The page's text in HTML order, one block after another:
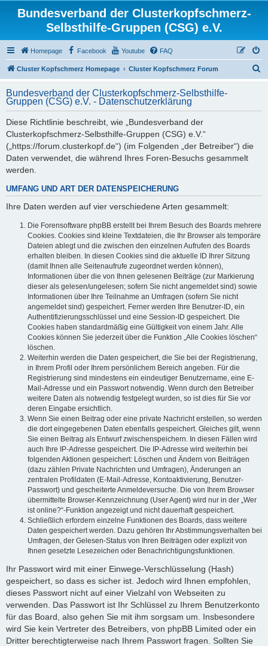
Bundesverband der Clusterkopfschmerz-
Selbsthilfe-Gruppen (CSG) e.V.
Homepage Facebook Youtube FAQ
Cluster Kopfschmerz Homepage Cluster Kopfschmerz Forum
h
Bundesverband der Clusterkopfschmerz-Selbsthilfe-
Gruppen (CSG) e.V. - Datenschutzerklärung
Diese Richtlinie beschreibt, wie „Bundesverband der
Clusterkopfschmerz-Selbsthilfe-Gruppen (CSG) e.V.“
(„https://forum.clusterkopf.de“) (im Folgenden „der Betreiber“) die
Daten verwendet, die während Ihres Foren-Besuchs gesammelt
werden.
UMFANG UND ART DER DATENSPEICHERUNG
Ihre Daten werden auf vier verschiedene Arten gesammelt:
Die Forensoftware phpBB erstellt bei Ihrem Besuch des Boards mehrere
Cookies. Cookies sind kleine Textdateien, die Ihr Browser als temporäre
Dateien ablegt und die zwischen den einzelnen Aufrufen des Boards
erhalten bleiben. In diesen Cookies sind die aktuelle ID Ihrer Sitzung
(damit Ihnen alle Seitenaufrufe zugeordnet werden können),
Informationen über die von Ihnen gelesenen Beiträge (zur Markierung
dieser als gelesen/ungelesen; sofern Sie nicht angemeldet sind) sowie
Informationen über Ihre Teilnahme an Umfragen (sofern Sie nicht
angemeldet sind) gespeichert. Ferner werden Ihre Benutzer-ID, ein
Authentifizierungsschlüssel und eine Session-ID gespeichert. Die
Cookies haben standardmäßig eine Gültigkeit von einem Jahr. Alle
Cookies können Sie jederzeit über die Funktion „Alle Cookies löschen“
löschen.
Weiterhin werden die Daten gespeichert, die Sie bei der Registrierung,
in Ihrem Profil oder Ihrem persönlichem Bereich angeben. Für die
Registrierung sind mindestens ein eindeutiger Benutzername, eine E-
Mail-Adresse und ein Passwort notwendig. Wenn durch den Betreiber
weitere Daten als notwendig festgelegt wurden, so ist dies für Sie vor
deren Eingabe ersichtlich.
Wenn Sie einen Beitrag oder eine private Nachricht erstellen, so werden
die dort eingegebenen Daten ebenfalls gespeichert. Gleiches gilt, wenn
Sie einen Beitrag als Entwurf zwischenspeichern. In diesen Fällen wird
auch Ihre IP-Adresse gespeichert. Die IP-Adresse wird weiterhin bei
folgenden Aktionen gespeichert: Löschen und Ändern von Beiträgen
(dazu zählen Private Nachrichten und Umfragen), Änderungen an
zentralen Profildaten (E-Mail-Adresse, Kontoaktivierung, Benutzer-
Passwort) und gescheiterte Anmeldeversuche. Die von Ihrem Browser
übermittelte Browser-Kennzeichnung (User Agent) wird nur in der „Wer
ist online?“-Funktion angezeigt und nicht dauerhaft gespeichert.
Schließlich erfordern einzelne Funktionen des Boards, dass weitere
Daten gespeichert werden. Dazu gehören Ihr Abstimmungsverhalten bei
Umfragen, der Gelesen-Status von Ihren Beiträgen oder explizit von
Ihnen gesetzte Lesezeichen oder Benachrichtigungsfunktionen.
Ihr Passwort wird mit einer Einwege-Verschlüsselung (Hash)
gespeichert, so dass es sicher ist. Jedoch wird Ihnen empfohlen,
dieses Passwort nicht auf einer Vielzahl von Webseiten zu
verwenden. Das Passwort ist Ihr Schlüssel zu Ihrem Benutzerkonto
für das Board, also gehen Sie mit ihm sorgsam um. Insbesondere
wird Sie kein Vertreter des Betreibers, von phpBB Limited oder ein
Dritter berechtigterweise nach Ihrem Passwort fragen. Sollten Sie